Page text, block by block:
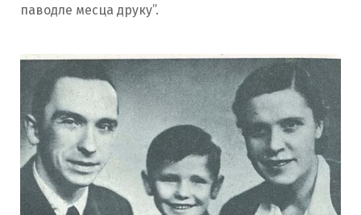
паводле месца друку”.